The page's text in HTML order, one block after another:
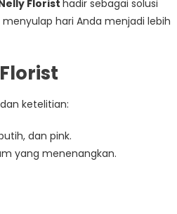
Florist hadir sebagai solusi
hari Anda menjadi lebih
ketelitian:
dan pink.
yang menenangkan.